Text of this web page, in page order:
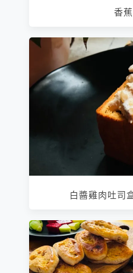
香
白醬雞肉吐司